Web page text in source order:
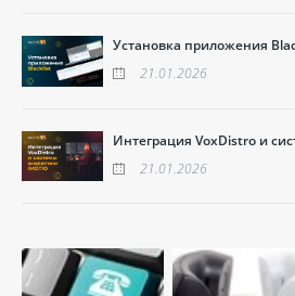
Установка приложения
21.01.2026
Интеграция VoxDistro и
21.01.2026